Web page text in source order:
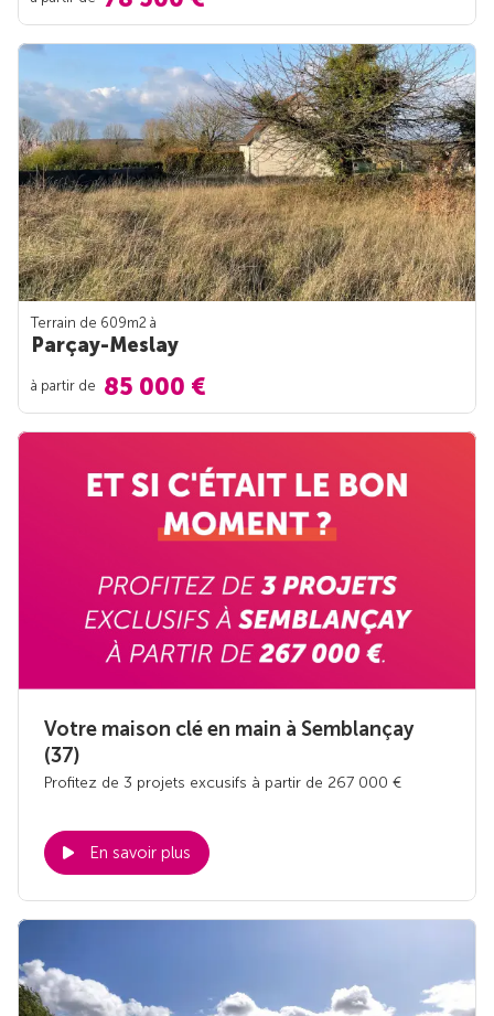
Terrain de 609m2 à
Parçay-Meslay
à partir de 85 000 €
Votre maison clé en main à Semblançay
(37)
Profitez de 3 projets excusifs à partir de 267 000 €
En savoir plus